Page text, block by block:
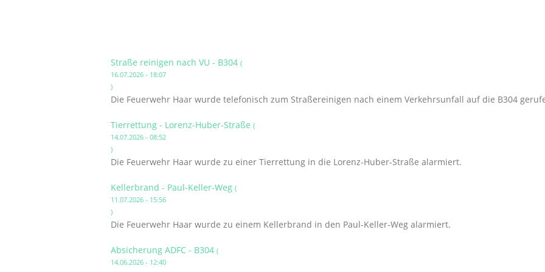
Straße reinigen nach VU - B304 (
16.07.2026 - 18:07
)
Die Feuerwehr Haar wurde telefonisch zum Straßereinigen nach einem Verkehrsunfall auf die B304
Tierrettung - Lorenz-Huber-Straße (
14.07.2026 - 08:52
)
Die Feuerwehr Haar wurde zu einer Tierrettung in die Lorenz-Huber-Straße alarmiert.
Kellerbrand - Paul-Keller-Weg (
11.07.2026 - 15:56
)
Die Feuerwehr Haar wurde zu einem Kellerbrand in den Paul-Keller-Weg alarmiert.
Absicherung ADFC - B304 (
14.06.2026 - 12:40